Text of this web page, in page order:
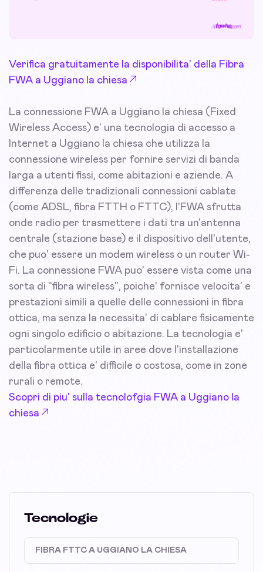
Verifica gratuitamente la disponibilita' della Fibra
FWA a Uggiano la chiesa
La connessione FWA a Uggiano la chiesa (Fixed
Wireless Access) e' una tecnologia di accesso a
Internet a Uggiano la chiesa che utilizza la
connessione wireless per fornire servizi di banda
larga a utenti fissi, come abitazioni e aziende. A
differenza delle tradizionali connessioni cablate
(come ADSL, fibra FTTH o FTTC), l'FWA sfrutta
onde radio per trasmettere i dati tra un'antenna
centrale (stazione base) e il dispositivo dell'utente,
che puo' essere un modem wireless o un router Wi-
Fi. La connessione FWA puo' essere vista come una
sorta di "fibra wireless", poiche' fornisce velocita' e
prestazioni simili a quelle delle connessioni in fibra
ottica, ma senza la necessita' di cablare fisicamente
ogni singolo edificio o abitazione. La tecnologia e'
particolarmente utile in aree dove l'installazione
della fibra ottica e' difficile o costosa, come in zone
rurali o remote.
Scopri di piu' sulla tecnolofgia FWA a Uggiano la
chiesa
Tecnologie
FIBRA FTTC A UGGIANO LA CHIESA